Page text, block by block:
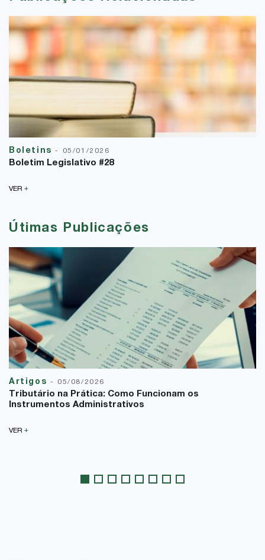
Boletins- 05/01/2026
Boletim Legislativo #28
VER +
Útimas Publicações
Artigos - 05/08/2026
Tributário na Prática: Como Funcionam os
Instrumentos Administrativos
VER +